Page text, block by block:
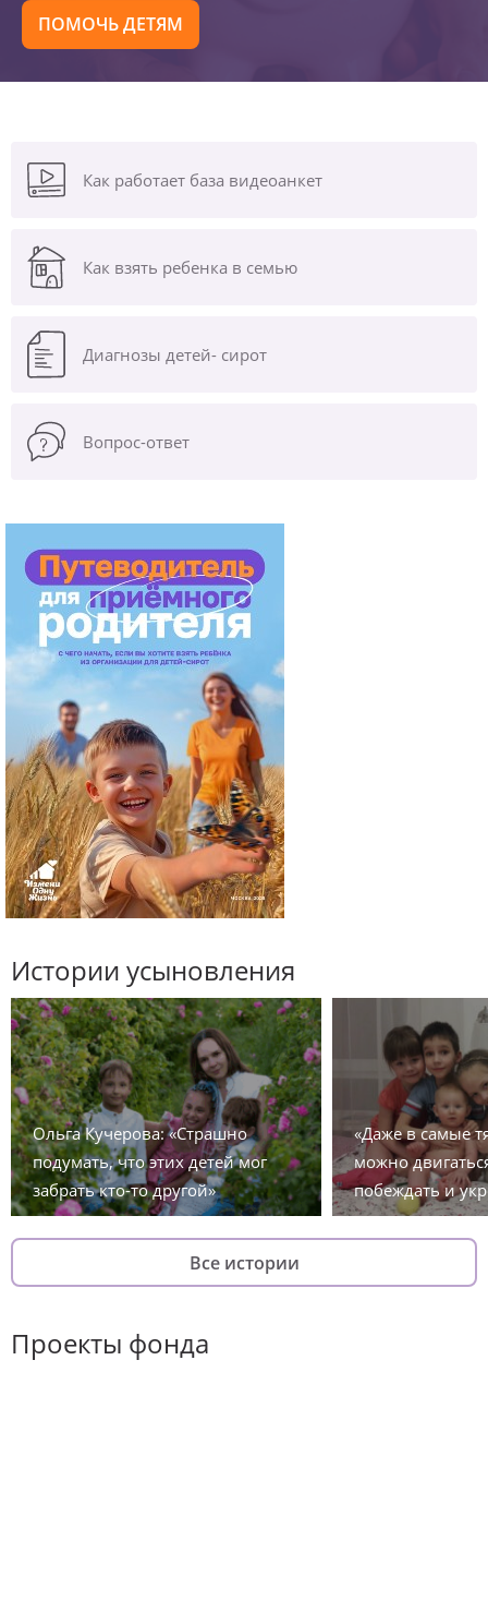
ПОМОЧЬ ДЕТЯМ
Как работает база видеоанкет
Как взять ребенка в семью
Диагнозы детей- сирот
Вопрос-ответ
Истории усыновления
Ольга Кучерова: «Страшно
подумать, что этих детей мог
забрать кто-то другой»
«Даже в самые
можно
побеждать и
Все истории
Проекты фонда